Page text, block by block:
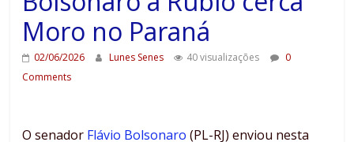
Moro no Paraná
02/06/2026 Lunes Senes 40 visualizações
0
Comments
O senador Flávio Bolsonaro (PL-RJ) enviou nesta